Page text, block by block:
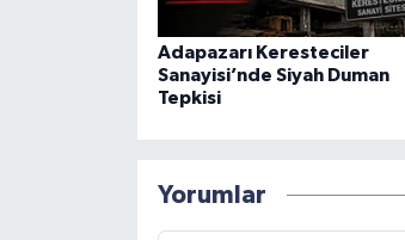
Adapazarı Keresteciler
Sanayisi’nde Siyah Duman
Tepkisi
Yorumlar